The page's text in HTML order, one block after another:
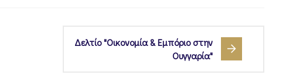
Δελτίο "Οικονομία & Εμπόριο στην
Ουγγαρία"